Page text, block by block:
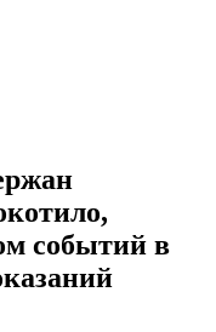
событий в